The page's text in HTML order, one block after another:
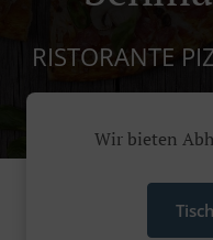
RISTORANTE
Wir bieten